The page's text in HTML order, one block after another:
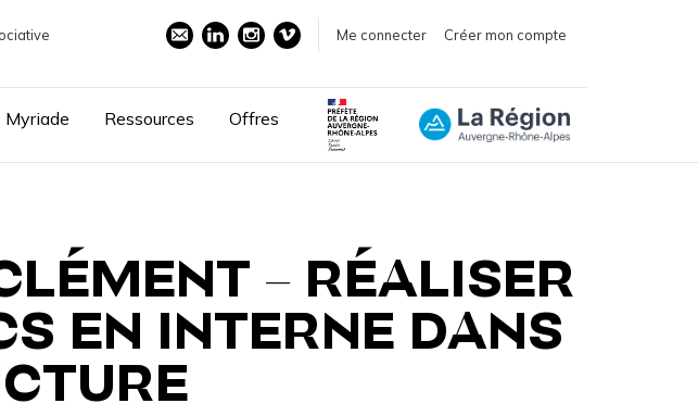
Me connecter Créer mon compte
Myriade Ressources Offres
– RÉALISER
EN INTERNE DANS